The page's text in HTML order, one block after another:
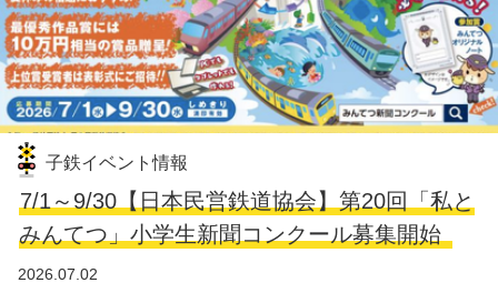
子鉄イベント情報
7/1～9/30【日本民営鉄道協会】第20回「私と
みんてつ」小学生新聞コンクール募集開始
2026.07.02